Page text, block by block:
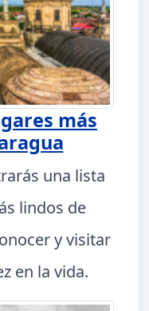
más
una lista
lindos de
y visitar
en la vida.